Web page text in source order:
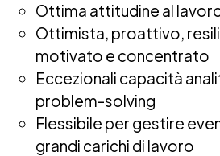
Ottima attitudine al
Ottimista, proattivo,
motivato e concentrato
Eccezionali capacità
problem-solving
Flessibile per gestire
grandi carichi di lavoro